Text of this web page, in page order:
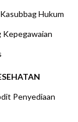
Hukum
Kepegawaian
Penyediaan